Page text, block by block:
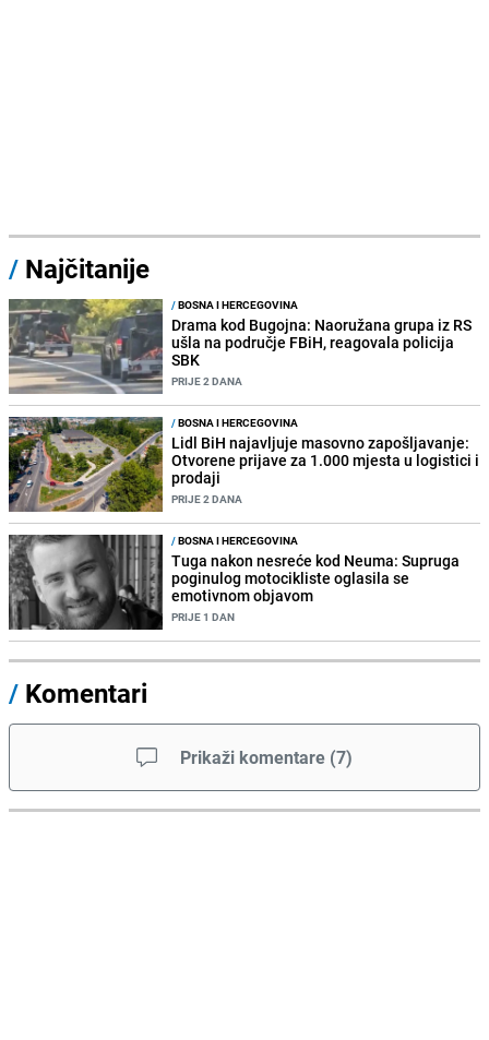
/ Najčitanije
/BOSNA I HERCEGOVINA
Drama kod Bugojna: Naoružana grupa iz RS
ušla na područje FBiH, reagovala policija
SBK
PRIJE 2 DANA
/BOSNA I HERCEGOVINA
Lidl BiH najavljuje masovno zapošljavanje:
Otvorene prijave za 1.000 mjesta u logistici i
prodaji
PRIJE 2 DANA
/BOSNA I HERCEGOVINA
Tuga nakon nesreće kod Neuma: Supruga
poginulog motocikliste oglasila se
emotivnom objavom
PRIJE 1 DAN
/ Komentari
Prikaži komentare (7)